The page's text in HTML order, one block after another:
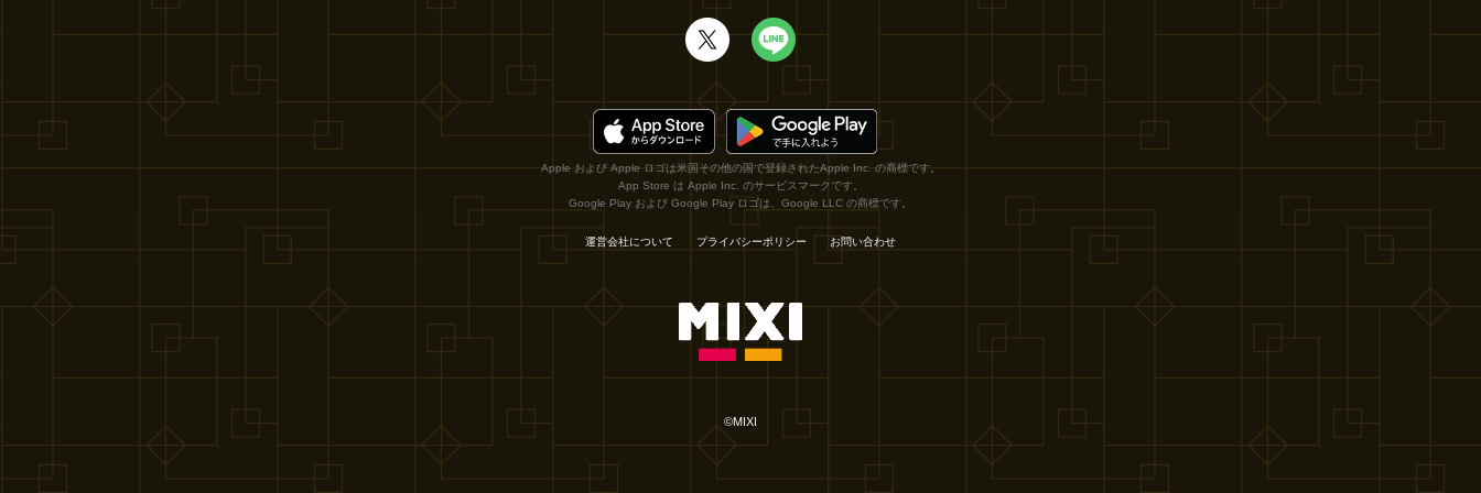
Apple および Apple ロゴは米国その他の国で登録されたApple Inc. の商標です。
App Store は Apple Inc. のサービスマークです。
Google Play および Google Play ロゴは、Google LLC の商標です。
運営会社について プライバシーポリシー お問い合わせ
©MIXI